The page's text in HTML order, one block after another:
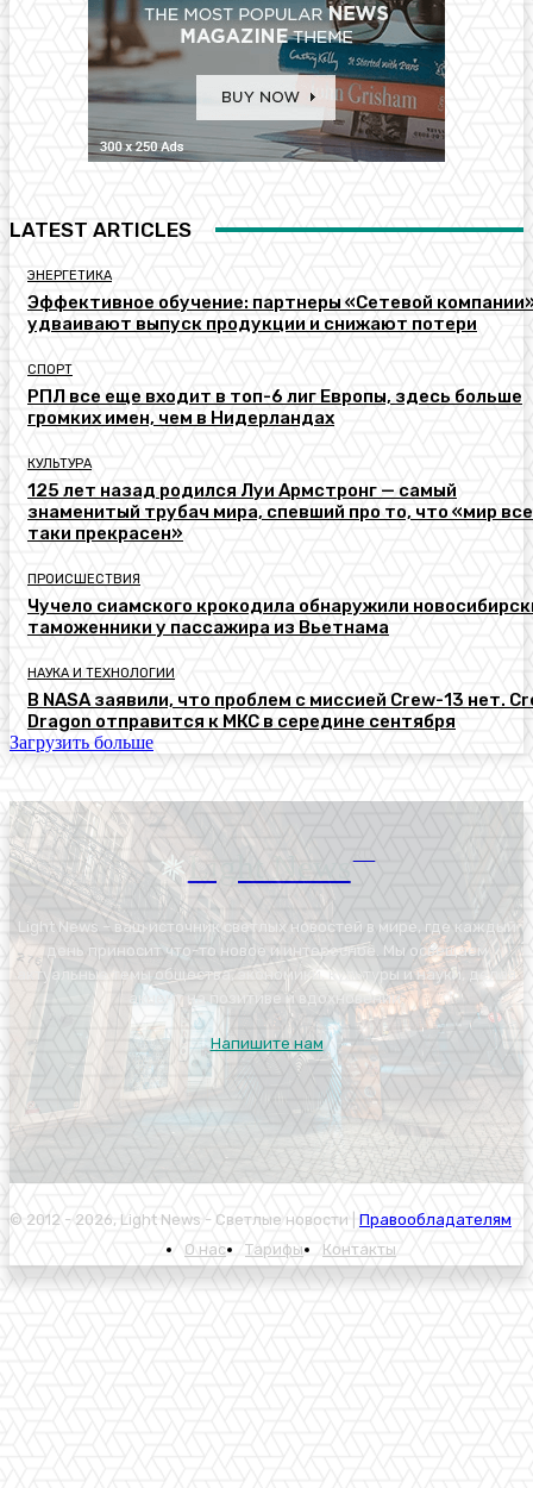
LATEST ARTICLES
ЭНЕРГЕТИКА
Эффективное обучение: партнеры «Сетевой
удваивают выпуск продукции и снижают потери
СПОРТ
РПЛ все еще входит в топ-6 лиг Европы, здесь больше
громких имен, чем в Нидерландах
КУЛЬТУРА
125 лет назад родился Луи Армстронг — самый
знаменитый трубач мира, спевший про то, что «мир
таки прекрасен»
ПРОИСШЕСТВИЯ
Чучело сиамского крокодила обнаружили
таможенники у пассажира из Вьетнама
НАУКА И ТЕХНОЛОГИИ
В NASA заявили, что проблем с миссией Crew-13 нет.
Dragon отправится к МКС в середине сентября
Загрузить больше
Light News
Light News – ваш источник светлых новостей в мире, где каждый
день приносит что-то новое и интересное. Мы освещаем
актуальные темы общества, экономики, культуры и науки, делая
акцент на позитиве и вдохновении.
Напишите нам
© 2012 - 2026, Light News - Светлые новости | Правообладателям
О нас
Тарифы Контакты